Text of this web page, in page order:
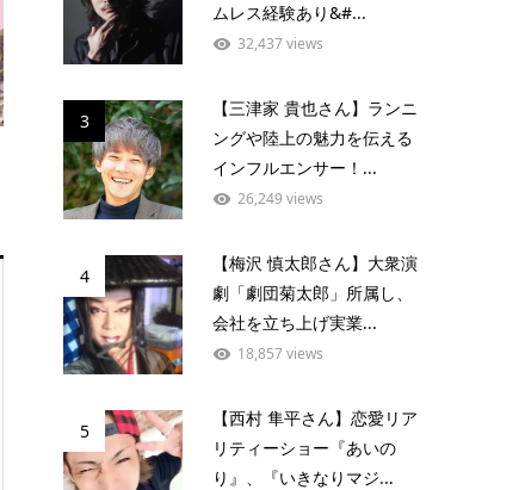
ムレス経験あり&#...
32,437 views
3
【三津家 貴也さん】ランニ
ングや陸上の魅力を伝える
インフルエンサー！...
26,249 views
4
【梅沢 慎太郎さん】大衆演
劇「劇団菊太郎」所属し、
会社を立ち上げ実業...
18,857 views
5
【西村 隼平さん】恋愛リア
リティーショー『あいの
り』、『いきなりマジ...